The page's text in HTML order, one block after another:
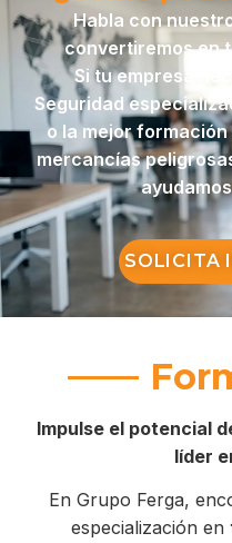
Habla con
convertiremos en
Si tu empresa
Seguridad
o la mejor
mercancías
SOLICITA
Impulse el potencial
líder
En Grupo Ferga,
especialización en